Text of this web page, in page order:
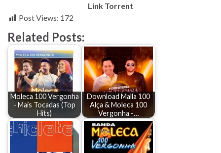
Link Torrent
Post Views: 172
Related Posts:
Moleca 100 Vergonha
- Mais Tocadas (Top
Hits)
Download Malla 100
Alça & Moleca 100
Vergonha -…